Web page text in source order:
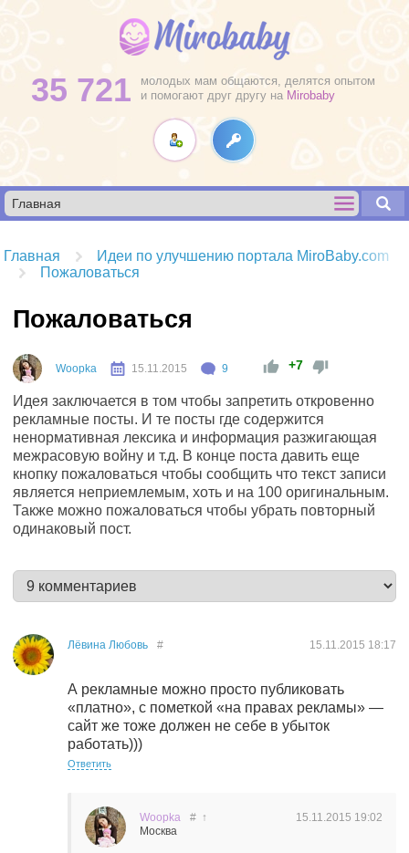
35 721
молодых мам общаются, делятся опытом
и помогают друг другу на Mirobaby
Главная
Идеи по улучшению портала MiroBaby.com
Пожаловаться
Пожаловаться
Woopka 15.11.2015 9 +7
Идея заключается в том чтобы запретить откровенно
рекламные посты. И те посты где содержится
ненормативная лексика и информация разжигающая
межрасовую войну и т.д. В конце поста давить еще
кнопку пожаловаться чтобы сообщить что текст записи
является неприемлемым, хоть и на 100 оригинальным.
Также можно пожаловаться чтобы убрать повторный
одинаковый пост.
Лёвина Любовь 15.11.2015 18:17
#
А рекламные можно просто публиковать
«платно», с пометкой «на правах рекламы» —
сайт же тоже должен не себе в убыток
работать)))
Ответить
Woopka
Москва
15.11.2015 19:02
# ↑